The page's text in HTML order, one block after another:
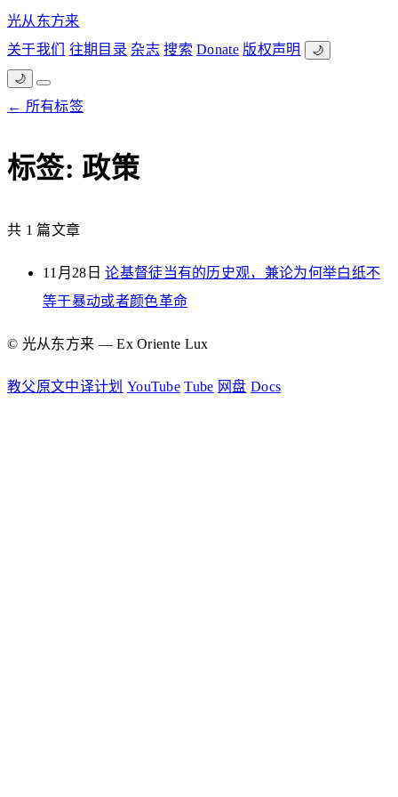
光从东方来
关于我们
往期目录 杂志 搜索 Donate 版权声明 🌙
🌙
← 所有标签
标签: 政策
共 1 篇文章
11月28日论基督徒当有的历史观，兼论为何举白纸不
等于暴动或者颜色革命
© 光从东方来 — Ex Oriente Lux
教父原文中译计划 YouTube Tube 网盘 Docs